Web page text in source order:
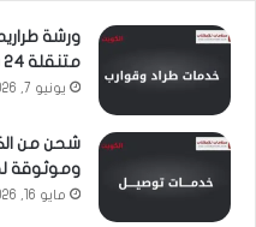
ورشة
متنقلة 24 ساعة
يونيو 7, 2026
شحن من
وموثوقة
مايو 16, 2026